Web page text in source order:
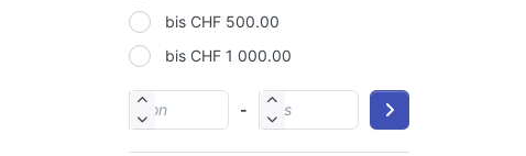
bis CHF 500.00
bis CHF 1 000.00
-